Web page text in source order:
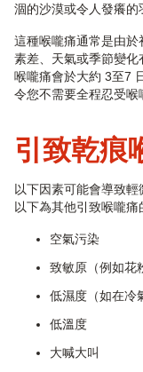
涸的沙漠或令人發癢的
這種喉嚨痛通常是由
素差、天氣或季節變
喉嚨痛會於大約 3至7
令您不需要全程忍受喉
引致乾痕
以下因素可能會導致輕
以下為其他引致喉嚨痛
空氣污染
致敏原（例如花
低濕度（如在冷
低溫度
大喊大叫